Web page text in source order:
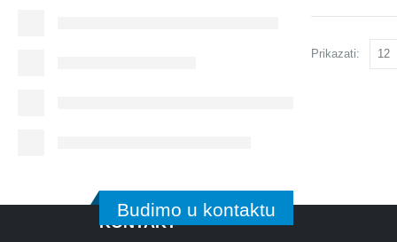
Prikazati:
Budimo u kontaktu
KONTAKT